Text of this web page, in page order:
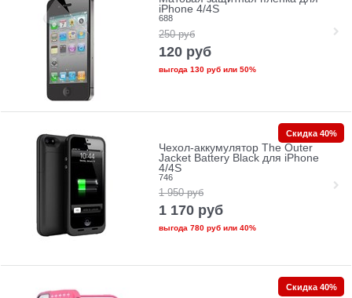
iPhone 4/4S
688
250 руб
120 руб
выгода 130 рубили 50%
Чехол-аккумулятор The Outer
Jacket Battery Black для iPhone
4/4S
746
1 950 руб
1 170 руб
выгода 780 рубили 40%
Скидка 40%
Скидка 40%